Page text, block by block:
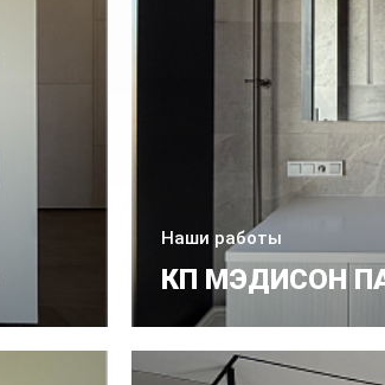
Наши работы
КП МЭДИСОН